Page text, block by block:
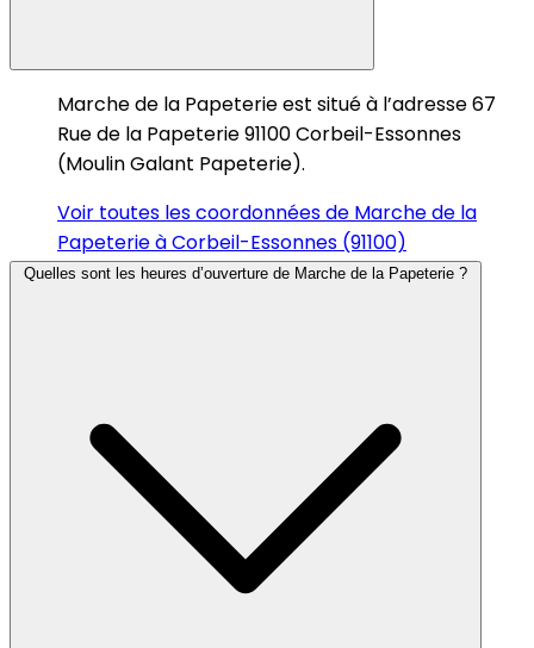
Marche de la Papeterie est situé à l’adresse 67
Rue de la Papeterie 91100 Corbeil-Essonnes
(Moulin Galant Papeterie).
Voir toutes les coordonnées de Marche de la
Papeterie à Corbeil-Essonnes (91100)
Quelles sont les heures d’ouverture de Marche de la Papeterie ?